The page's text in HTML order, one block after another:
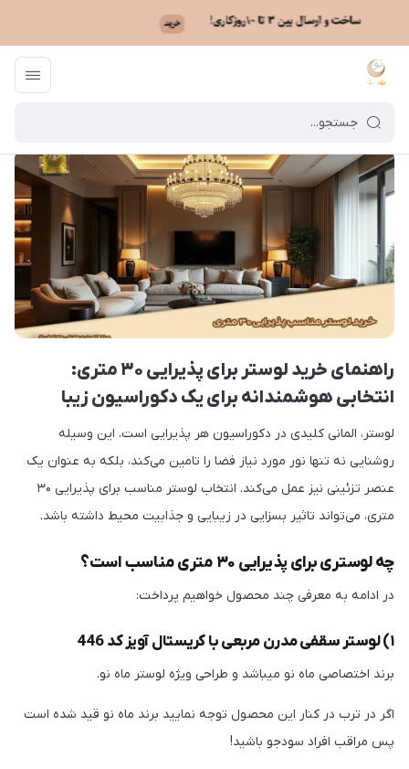
ماه نو / بایگانی نوشته‌ها
راهنمای خرید لوستر برای پذیرایی ۳۰ متری:
انتخابی هوشمندانه برای یک دکوراسیون زیبا
لوستر، المانی کلیدی در دکوراسیون هر پذیرایی است. این وسیله
روشنایی نه تنها نور مورد نیاز فضا را تامین می‌کند، بلکه به عنوان یک
عنصر تزئینی نیز عمل می‌کند. انتخاب لوستر مناسب برای پذیرایی ۳۰
متری، می‌تواند تاثیر بسزایی در زیبایی و جذابیت محیط داشته باشد.
چه لوستری برای پذیرایی ۳۰ متری مناسب است؟
در ادامه به معرفی چند محصول خواهیم پرداخت:
۱) لوستر سقفی مدرن مربعی با کریستال آویز کد 446
برند اختصاصی ماه نو میباشد و طراحی ويژه لوستر ماه نو.
اگر در ترب در کنار این محصول توجه نمایید برند ماه نو قید شده است
پس مراقب افراد سودجو باشید!